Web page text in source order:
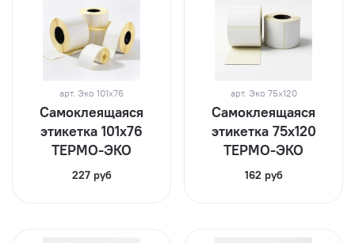
арт. Эко 101х76
Самоклеящаяся
этикетка 101х76
ТЕРМО-ЭКО
227 руб
арт. Эко 75х120
Самоклеящаяся
этикетка 75х120
ТЕРМО-ЭКО
162 руб